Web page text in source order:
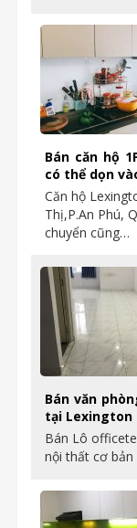
Bán căn hộ
có thể dọn
Căn hộ
Thị,P.An Phú,
chuyển cũng…
Bán văn
tại Lexington
Bán Lô
nội thất cơ